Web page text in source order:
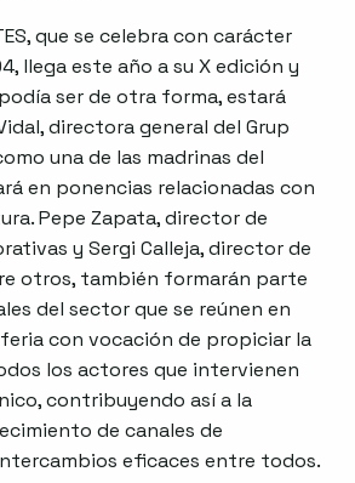
que se celebra con carácter
llega este año a su X edición y
podía ser de otra forma, estará
directora general del Grup
una de las madrinas del
en ponencias relacionadas con
Pepe Zapata, director de
y Sergi Calleja, director de
otros, también formarán parte
del sector que se reúnen en
feria con vocación de propiciar la
los actores que intervienen
contribuyendo así a la
de canales de
eficaces entre todos.